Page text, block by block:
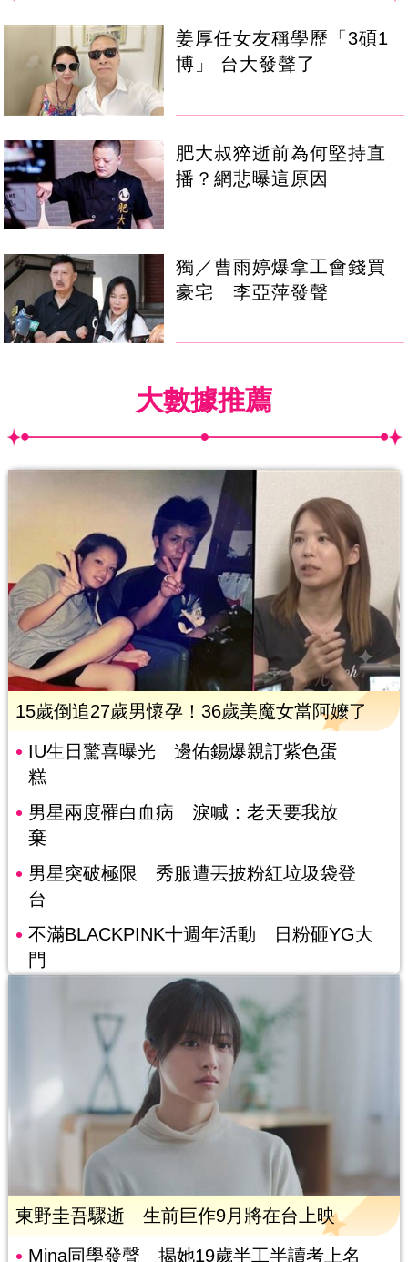
姜厚任女友稱學歷「3碩1
博」 台大發聲了
肥大叔猝逝前為何堅持直
播？網悲曝這原因
獨／曹雨婷爆拿工會錢買
豪宅 李亞萍發聲
大數據推薦
15歲倒追27歲男懷孕！36歲美魔女當阿嬤了
IU生日驚喜曝光 邊佑錫爆親訂紫色蛋
糕
男星兩度罹白血病 淚喊：老天要我放
棄
男星突破極限 秀服遭丟披粉紅垃圾袋登
台
不滿BLACKPINK十週年活動 日粉砸YG大
門
東野圭吾驟逝 生前巨作9月將在台上映
Mina同學發聲 揭她19歲半工半讀考上名